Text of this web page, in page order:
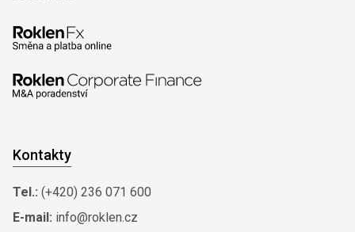
Kontakty
Tel.: (+420) 236 071 600
E-mail: info@roklen.cz